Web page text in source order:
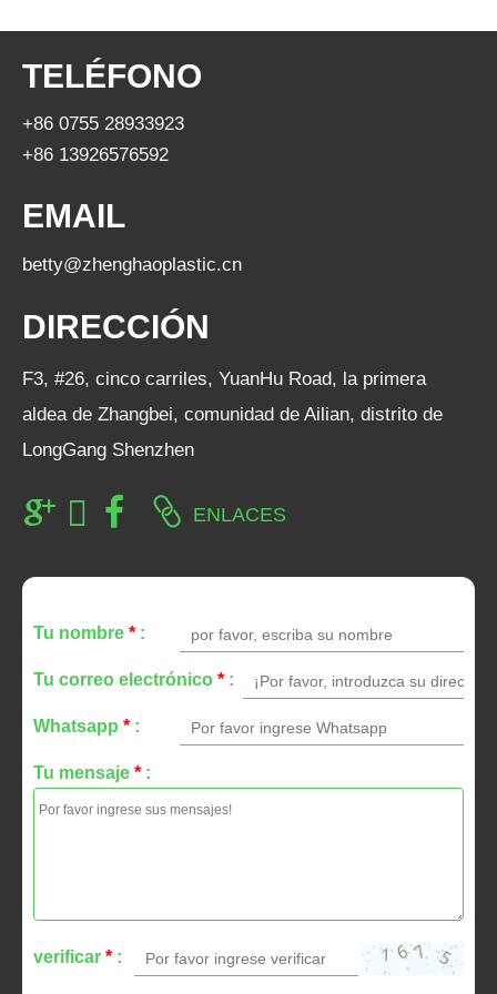
TELÉFONO
+86 0755 28933923
+86 13926576592
EMAIL
betty@zhenghaoplastic.cn
DIRECCIÓN
F3, #26, cinco carriles, YuanHu Road, la primera
aldea de Zhangbei, comunidad de Ailian, distrito de
LongGang Shenzhen
ENLACES
Tu nombre * :
Tu correo electrónico * :
Whatsapp * :
Tu mensaje * :
verificar * :